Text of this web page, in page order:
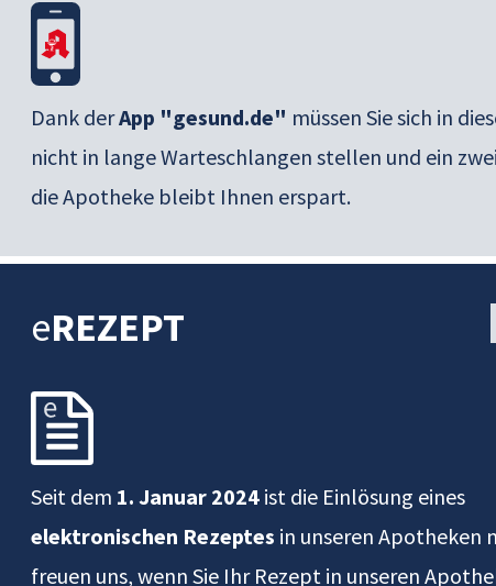
Dank derApp "gesund.de" müssen Sie sich in
nicht in lange Warteschlangen stellen und ein
die Apotheke bleibt Ihnen erspart.
eREZEPT
Seit dem 1. Januar 2024ist die Einlösung eines
elektronischen Rezeptes in unseren Apotheken
freuen uns, wenn Sie Ihr Rezept in unseren